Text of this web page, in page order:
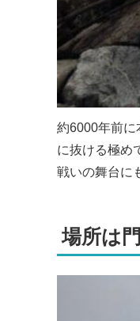
約6000年前に
に抜ける極め
戦いの舞台に
場所は